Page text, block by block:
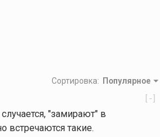
Сортировка: Популярное
[-]
"замирают" в
встречаются такие.